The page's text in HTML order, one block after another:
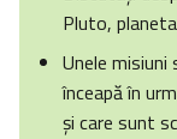
Pluto,
Unele
înceapă în
și care sunt